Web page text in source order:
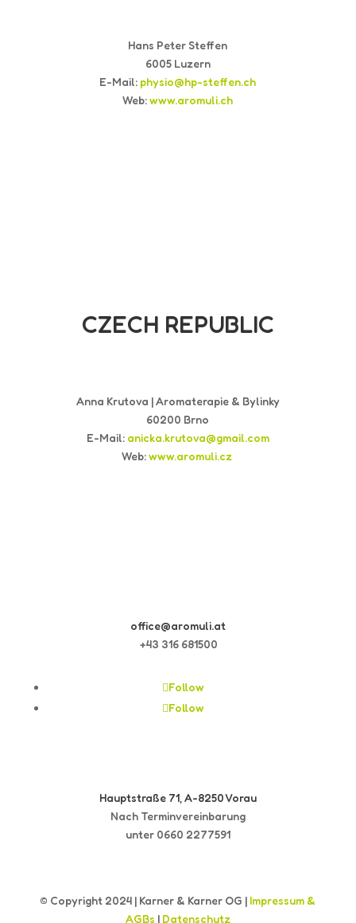
Hans Peter Steffen
6005 Luzern
E-Mail: physio@hp-steffen.ch
Web:www.aromuli.ch
CZECH REPUBLIC
Anna Krutova | Aromaterapie & Bylinky
60200 Brno
E-Mail: anicka.krutova@gmail.com
Web:www.aromuli.cz
office@aromuli.at
+43 316 681500
Follow
Follow
Hauptstraße 71, A-8250 Vorau
Nach Terminvereinbarung
unter 0660 2277591
© Copyright 2024 | Karner & Karner OG | Impressum &
AGBs | Datenschutz